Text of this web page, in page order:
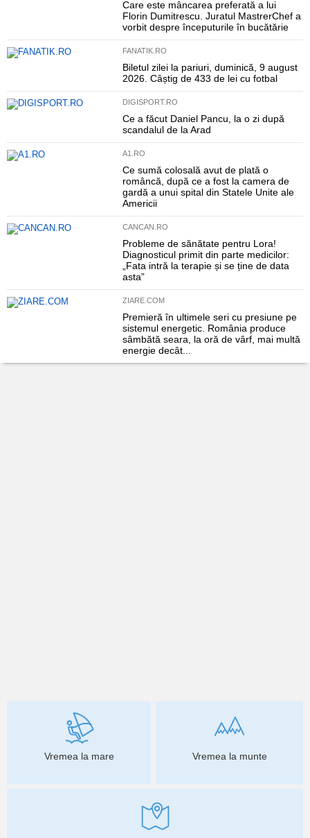
Care este mâncarea preferată a lui
Florin Dumitrescu. Juratul MastrerChef a
vorbit despre începuturile în bucătărie
FANATIK.RO
Biletul zilei la pariuri, duminică, 9 august
2026. Câștig de 433 de lei cu fotbal
DIGISPORT.RO
Ce a făcut Daniel Pancu, la o zi după
scandalul de la Arad
A1.RO
Ce sumă colosală avut de plată o
româncă, după ce a fost la camera de
gardă a unui spital din Statele Unite ale
Americii
CANCAN.RO
Probleme de sănătate pentru Lora!
Diagnosticul primit din parte medicilor:
„Fata intră la terapie și se ține de data
asta”
ZIARE.COM
Premieră în ultimele seri cu presiune pe
sistemul energetic. România produce
sâmbătă seara, la oră de vârf, mai multă
energie decât...
Vremea la mare Vremea la munte